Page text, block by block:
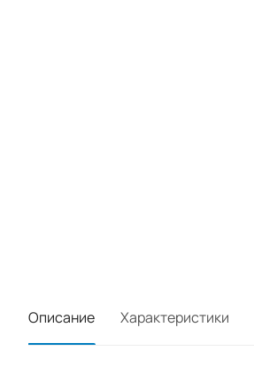
Описание Характеристики